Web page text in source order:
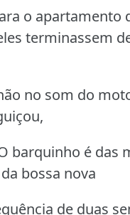
o apartamento
terminassem
no som do
barquinho é das
bossa nova
de duas